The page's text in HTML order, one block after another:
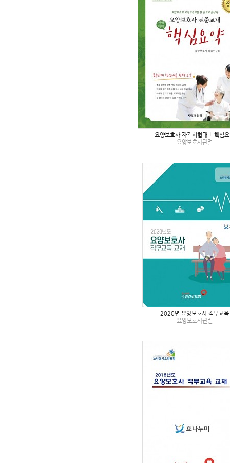
요양보호사 자격시험대비 핵심
요양보호사관련
2020년 요양보호사 직무교육
요양보호사관련